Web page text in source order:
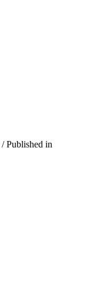
/Published in